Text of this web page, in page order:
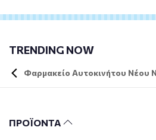
TRENDING NOW
Φαρμακείο Αυτοκινήτου Νέου
ΠΡΟΪΟΝΤΑ